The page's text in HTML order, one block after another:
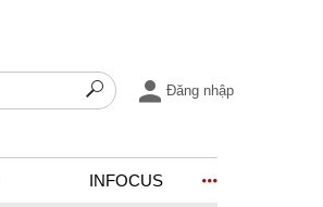
Đăng nhập
INFOCUS